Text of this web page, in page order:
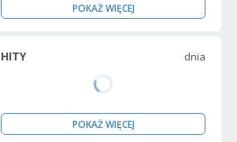
POKAŻ WIĘCEJ
HITY dnia
POKAŻ WIĘCEJ